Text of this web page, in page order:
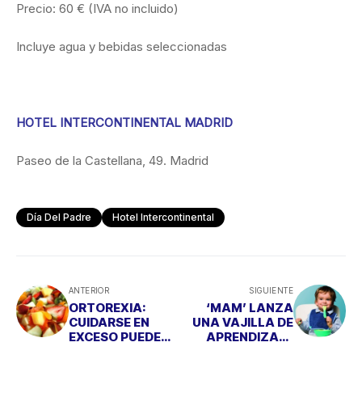
Precio: 60 € (IVA no incluido)
Incluye agua y bebidas seleccionadas
HOTEL INTERCONTINENTAL MADRID
Paseo de la Castellana, 49. Madrid
Día Del Padre Hotel Intercontinental
ANTERIOR
ORTOREXIA:
CUIDARSE EN
EXCESO PUEDE
SIGUIENTE
‘MAM’ LANZA
UNA VAJILLA DE
APRENDIZAJE